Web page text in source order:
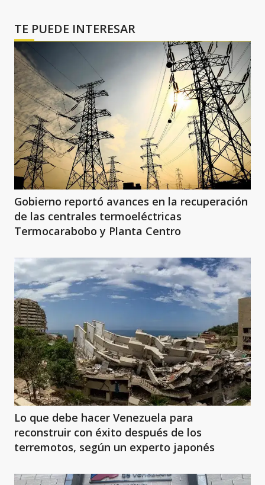
TE PUEDE INTERESAR
Gobierno reportó avances en la recuperación
de las centrales termoeléctricas
Termocarabobo y Planta Centro
Lo que debe hacer Venezuela para
reconstruir con éxito después de los
terremotos, según un experto japonés